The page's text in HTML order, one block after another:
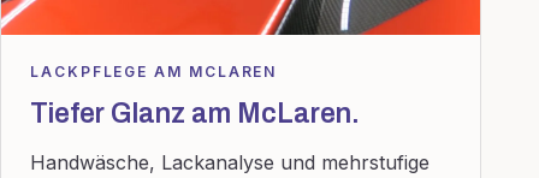
LACKPFLEGE AM MCLAREN
Tiefer Glanz am McLaren.
Handwäsche, Lackanalyse und mehrstufige